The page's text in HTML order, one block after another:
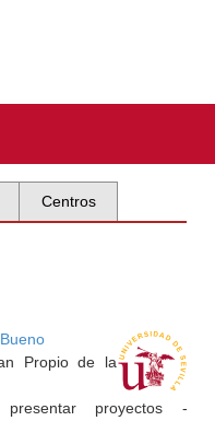
Centros
Propio de la
proyectos -